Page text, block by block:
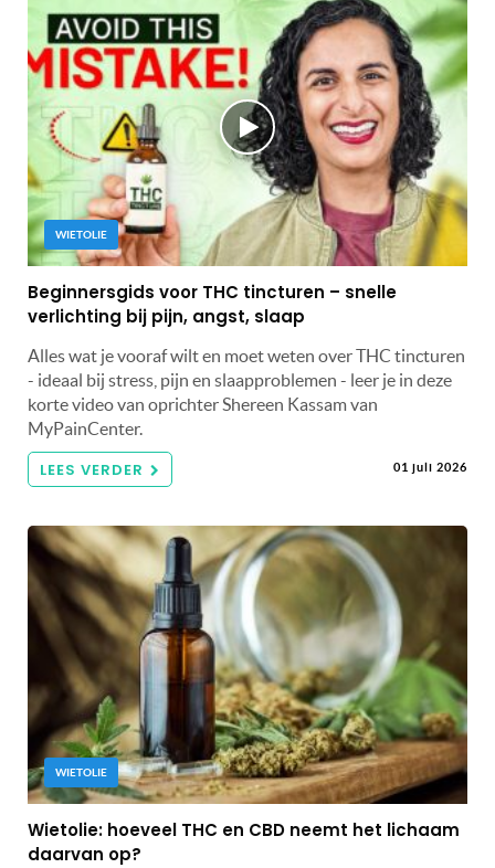
WIETOLIE
Beginnersgids voor THC tincturen – snelle
verlichting bij pijn, angst, slaap
Alles wat je vooraf wilt en moet weten over THC tincturen
- ideaal bij stress, pijn en slaapproblemen - leer je in deze
korte video van oprichter Shereen Kassam van
MyPainCenter.
LEES VERDER 01 juli 2026
WIETOLIE
Wietolie: hoeveel THC en CBD neemt het lichaam
daarvan op?